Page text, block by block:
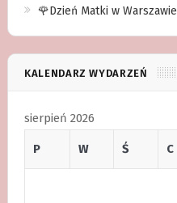
🌹Dzień Matki w Warszawie
KALENDARZ WYDARZEŃ
sierpień 2026
P W Ś C